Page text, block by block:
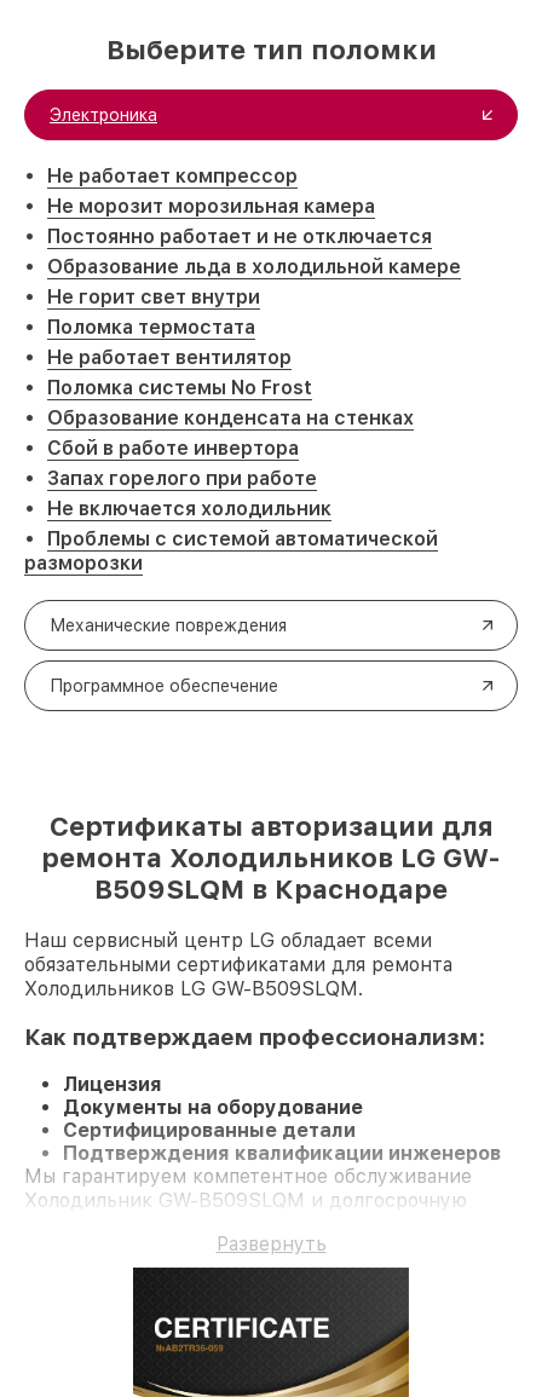
Выберите тип поломки
Электроника
Не работает компрессор
Не морозит морозильная камера
Постоянно работает и не отключается
Образование льда в холодильной камере
Не горит свет внутри
Поломка термостата
Не работает вентилятор
Поломка системы No Frost
Образование конденсата на стенках
Сбой в работе инвертора
Запах горелого при работе
Не включается холодильник
Проблемы с системой автоматической
разморозки
Механические повреждения
Программное обеспечение
Сертификаты авторизации для
ремонта Холодильников LG GW-
B509SLQM в Краснодаре
Наш сервисный центр LG обладает всеми
обязательными сертификатами для ремонта
Холодильников LG GW-B509SLQM.
Как подтверждаем профессионализм:
Лицензия
Документы на оборудование
Сертифицированные детали
Подтверждения квалификации инженеров
Мы гарантируем компетентное обслуживание
Холодильник GW-B509SLQM и долгосрочную
Развернуть